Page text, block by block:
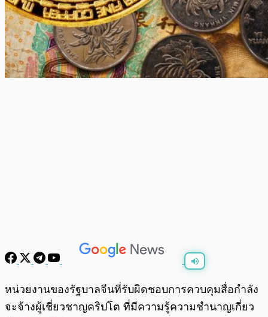
/ 0:00
หน่วยงานของรัฐบาลจีนที่รับผิดชอบการควบคุมสื่อกำลัง
จะจ้างผู้เชี่ยวชาญคริปโต ที่มีความรู้ความชำนาญเกี่ยว